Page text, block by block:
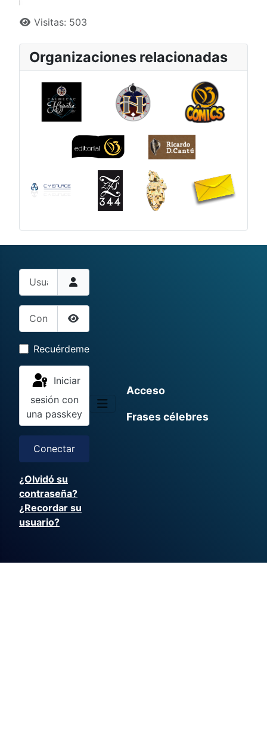
Detalles
Visitas: 503
Organizaciones relacionadas
Usuario
Contraseña
Mostrar contraseña
Recuérdeme
sesión con
una passkey
Conectar
¿Olvidó su
contraseña?
¿Recordar su
usuario?
Acceso
Frases célebres